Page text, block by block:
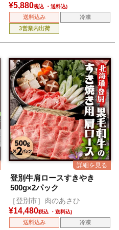
¥5,880税込
送料込み
冷凍
3営業内出荷
登別牛肩ロースすきやき
500g×2パック
［登別市］肉のあさひ
¥14,480税込
送料込み 冷凍